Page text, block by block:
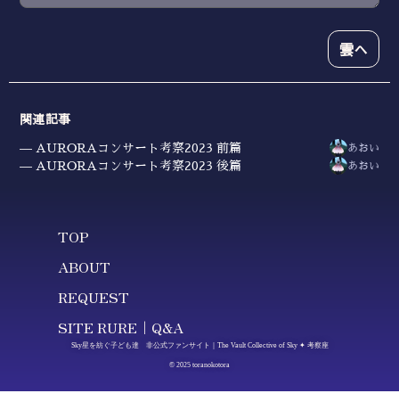
雲へ
関連記事
AURORAコンサート考察2023 前篇 あおい
AURORAコンサート考察2023 後篇 あおい
TOP
ABOUT
REQUEST
SITE RURE｜Q&A
Sky星を紡ぐ子ども達 非公式ファンサイト｜The Vault Collective of Sky ✦ 考察座
© 2025 toranokotora